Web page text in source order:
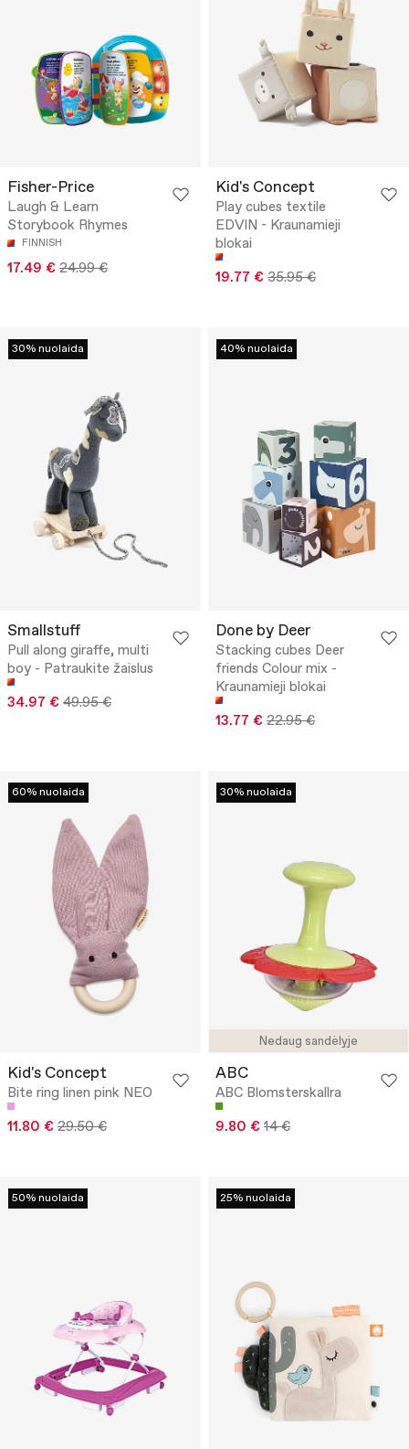
Fisher-Price
Laugh & Learn
Storybook Rhymes
FINNISH
17.49 € 24.99 €
Kid's Concept
Play cubes textile
EDVIN - Kraunamieji
blokai
19.77 € 35.95 €
30% nuolaida
Smallstuff
Pull along giraffe, multi
boy - Patraukite žaislus
34.97 € 49.95 €
40% nuolaida
Done by Deer
Stacking cubes Deer
friends Colour mix -
Kraunamieji blokai
13.77 € 22.95 €
60% nuolaida
Kid's Concept
Bite ring linen pink NEO
11.80 € 29.50 €
Nedaug sandėlyje
30% nuolaida
ABC
ABC Blomsterskallra
9.80 € 14 €
50% nuolaida 25% nuolaida